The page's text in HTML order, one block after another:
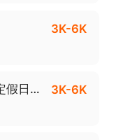
3K-6K
中国移动招客服专员（五险+法定假日休） 3K-6K